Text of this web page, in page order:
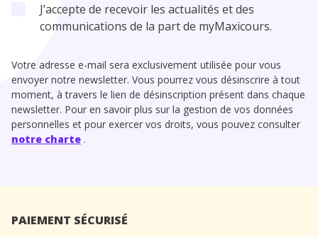
J’accepte de recevoir les actualités et des
communications de la part de myMaxicours.
Votre adresse e-mail sera exclusivement utilisée pour vous
envoyer notre newsletter. Vous pourrez vous désinscrire à tout
moment, à travers le lien de désinscription présent dans chaque
newsletter. Pour en savoir plus sur la gestion de vos données
personnelles et pour exercer vos droits, vous pouvez consulter
notre charte .
PAIEMENT SÉCURISÉ